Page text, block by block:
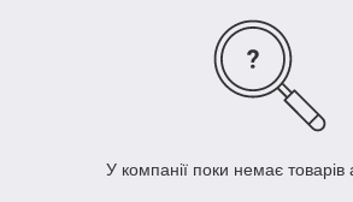
У компанії поки немає товарів